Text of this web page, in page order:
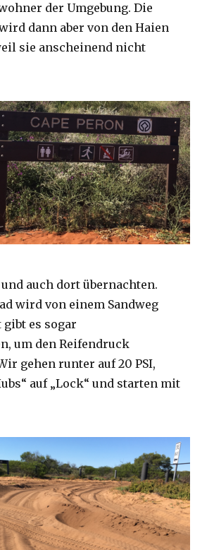
der Umgebung. Die
dann aber von den Haien
sie anscheinend nicht
auch dort übernachten.
wird von einem Sandweg
gibt es sogar
um den Reifendruck
gehen runter auf 20 PSI,
auf „Lock“ und starten mit